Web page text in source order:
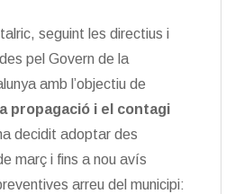
seguint les directius i
pel Govern de la
amb l’objectiu de
propagació i el contagi
decidit adoptar des
març i fins a nou avís
arreu del municipi: